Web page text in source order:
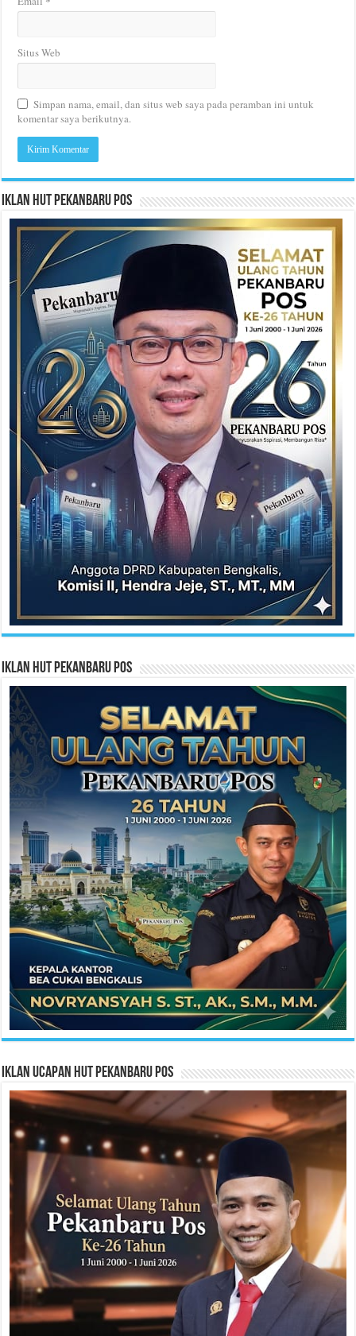
Situs Web
Simpan nama, email, dan situs web saya pada peramban ini untuk
komentar saya berikutnya.
Iklan HUT Pekanbaru Pos
Iklan HUT Pekanbaru Pos
Iklan Ucapan HUT Pekanbaru Pos